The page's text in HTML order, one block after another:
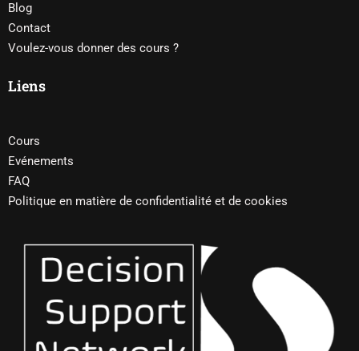
Blog
Contact
Voulez-vous donner des cours ?
Liens
Cours
Evénements
FAQ
Politique en matière de confidentialité et de cookies